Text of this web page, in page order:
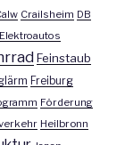
Crailsheim DB
Elektroautos
Feinstaub
Freiburg
Förderung
Heilbronn